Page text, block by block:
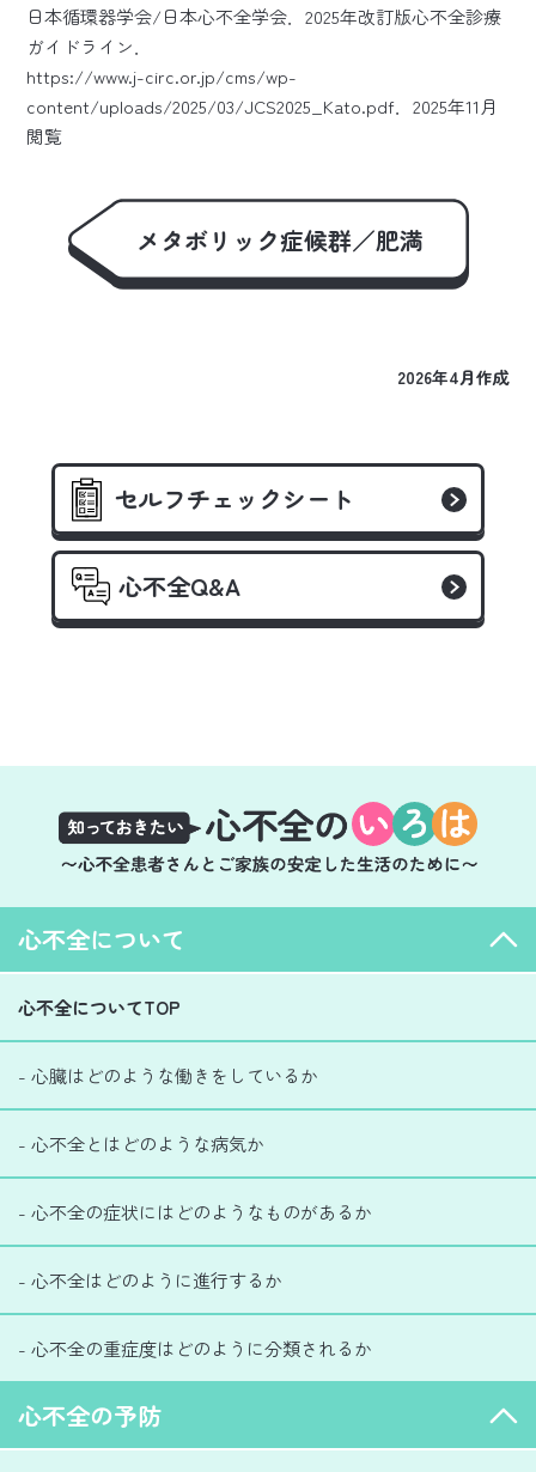
日本循環器学会/日本心不全学会．2025年改訂版心不全診療
ガイドライン．
https://www.j-circ.or.jp/cms/wp-
content/uploads/2025/03/JCS2025_Kato.pdf ．2025年11月
閲覧
メタボリック症候群／肥満
2026年4月作成
セルフチェックシート
心不全Q&A
心不全について
心不全についてTOP
- 心臓はどのような働きをしているか
- 心不全とはどのような病気か
- 心不全の症状にはどのようなものがあるか
- 心不全はどのように進行するか
- 心不全の重症度はどのように分類されるか
心不全の予防